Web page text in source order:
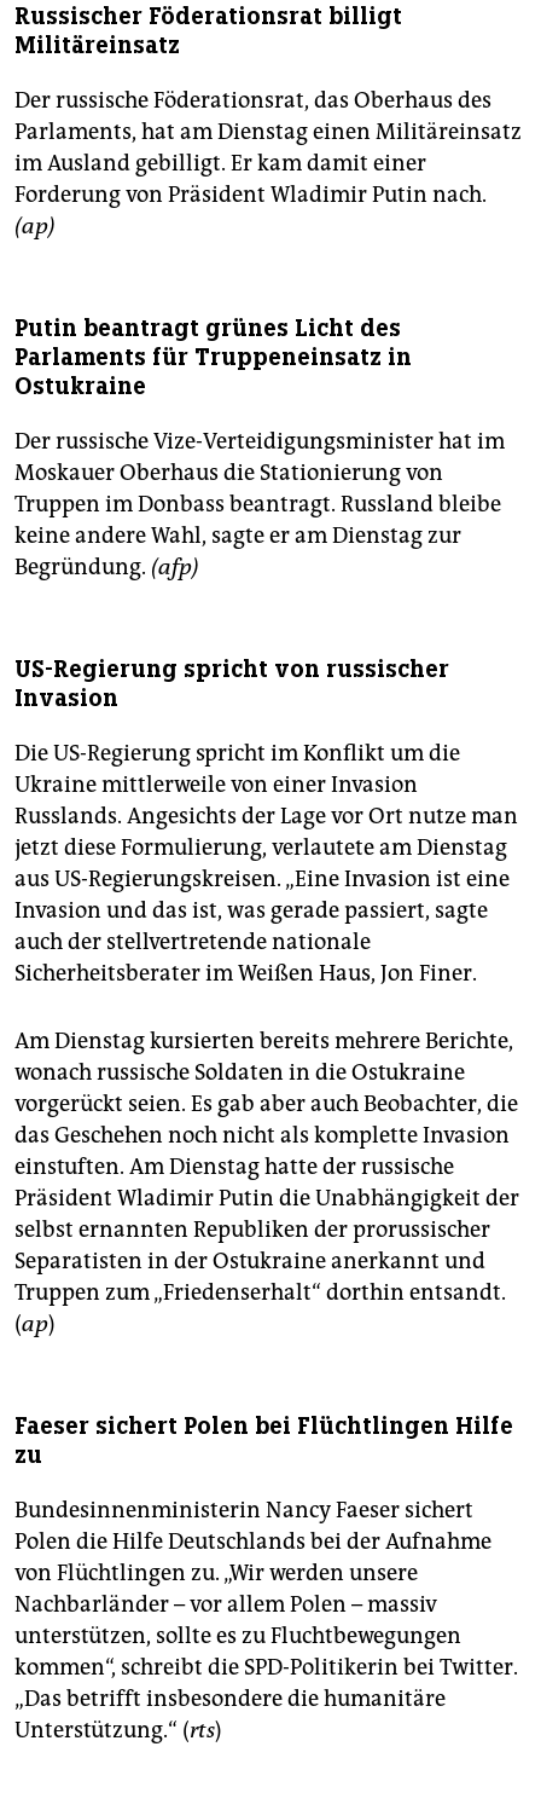
fragen & hilfe
unterstützen
abo
genossenschaft
epaper login
Russischer Föderationsrat billigt
Militäreinsatz
Der russische Föderationsrat, das Oberhaus des
Parlaments, hat am Dienstag einen Militäreinsatz
im Ausland gebilligt. Er kam damit einer
Forderung von Präsident Wladimir Putin nach.
(ap)
Putin beantragt grünes Licht des
Parlaments für Truppeneinsatz in
Ostukraine
Der russische Vize-Verteidigungsminister hat im
Moskauer Oberhaus die Stationierung von
Truppen im Donbass beantragt. Russland bleibe
keine andere Wahl, sagte er am Dienstag zur
Begründung. (afp)
US-Regierung spricht von russischer
Invasion
Die US-Regierung spricht im Konflikt um die
Ukraine mittlerweile von einer Invasion
Russlands. Angesichts der Lage vor Ort nutze man
jetzt diese Formulierung, verlautete am Dienstag
aus US-Regierungskreisen. „Eine Invasion ist eine
Invasion und das ist, was gerade passiert, sagte
auch der stellvertretende nationale
Sicherheitsberater im Weißen Haus, Jon Finer.
Am Dienstag kursierten bereits mehrere Berichte,
wonach russische Soldaten in die Ostukraine
vorgerückt seien. Es gab aber auch Beobachter, die
das Geschehen noch nicht als komplette Invasion
einstuften. Am Dienstag hatte der russische
Präsident Wladimir Putin die Unabhängigkeit der
selbst ernannten Republiken der prorussischer
Separatisten in der Ostukraine anerkannt und
Truppen zum „Friedenserhalt“ dorthin entsandt.
(ap)
Faeser sichert Polen bei Flüchtlingen Hilfe
zu
Bundesinnenministerin Nancy Faeser sichert
Polen die Hilfe Deutschlands bei der Aufnahme
von Flüchtlingen zu. „Wir werden unsere
Nachbarländer – vor allem Polen – massiv
unterstützen, sollte es zu Fluchtbewegungen
kommen“, schreibt die SPD-Politikerin bei Twitter.
„Das betrifft insbesondere die humanitäre
Unterstützung.“ (rts)